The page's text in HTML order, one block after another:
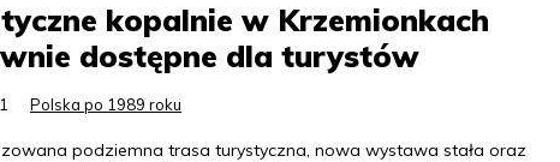
kopalnie w Krzemionkach
dostępne dla turystów
Polska po 1989 roku
podziemna trasa turystyczna, nowa wystawa stała oraz